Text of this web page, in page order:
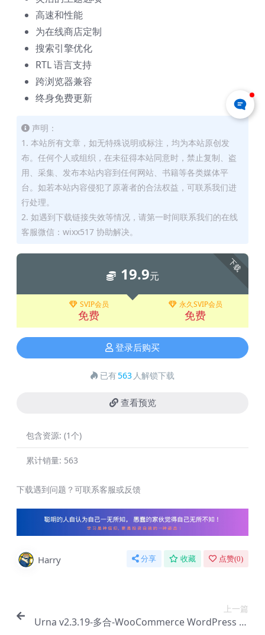
高速和性能
为在线商店定制
搜索引擎优化
RTL 语言支持
跨浏览器兼容
终身免费更新
声明：
1. 本站所有文章，如无特殊说明或标注，均为本站原创发
布。任何个人或组织，在未征得本站同意时，禁止复制、盗
用、采集、发布本站内容到任何网站、书籍等各类媒体平
台。如若本站内容侵犯了原著者的合法权益，可联系我们进
行处理。
2. 如遇到下载链接失效等情况，请第一时间联系我们的在线
客服微信：wixx517 协助解决。
下载
19.9元
SVIP会员
免费
永久SVIP会员
免费
登录后购买
已有563 人解锁下载
查看预览
包含资源: (1个)
累计销量: 563
下载遇到问题？可联系客服或反馈
Harry 分享 收藏 点赞(0)
上一篇
Urna v2.3.19-多合-WooCommerce WordPress 主